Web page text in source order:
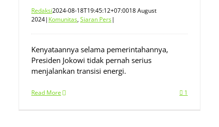
Redaksi2024-08-18T19:45:12+07:0018 August
2024| Komunitas,Siaran Pers|
Kenyataannya selama pemerintahannya,
Presiden Jokowi tidak pernah serius
menjalankan transisi energi.
Read More 1